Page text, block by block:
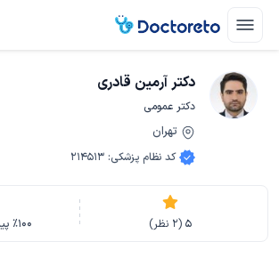
دکتر آرمین قادری
دکتر عمومی
تهران
کد نظام پزشکی:
214513
5
(
2 نظر) ٪100